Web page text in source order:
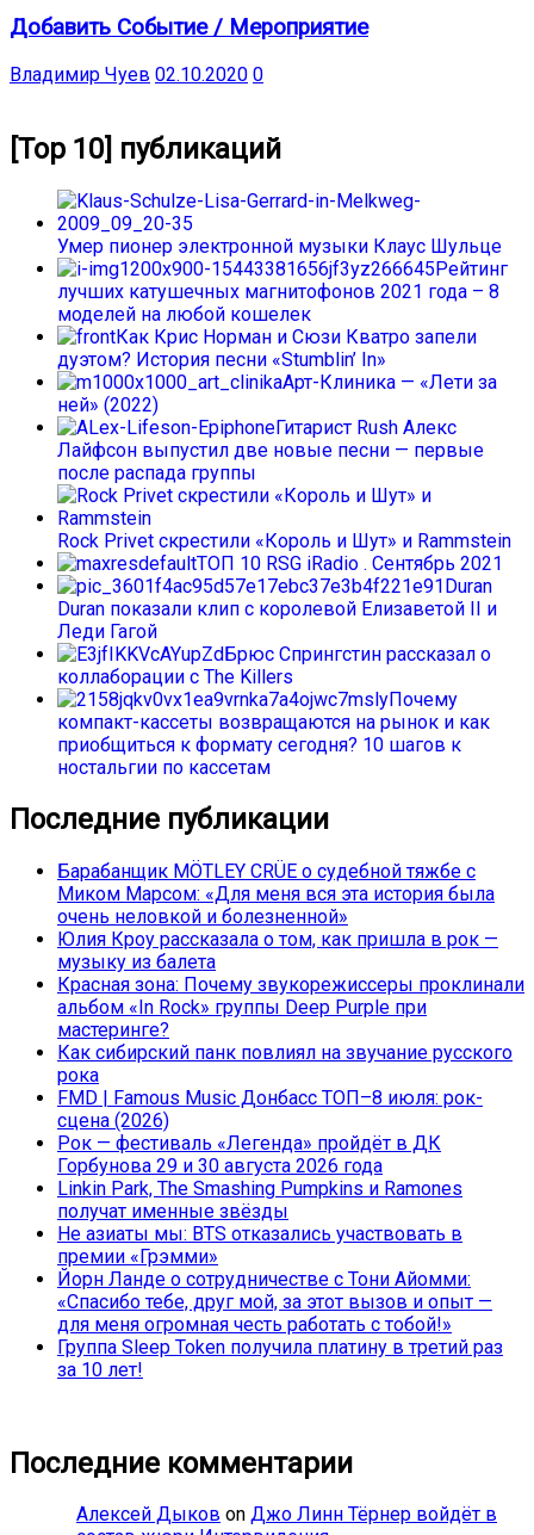
Добавить Событие / Мероприятие
Владимир Чуев 02.10.2020 0
[Top 10] публикаций
Умер пионер электронной музыки Клаус Шульце
Рейтинг
лучших катушечных магнитофонов 2021 года – 8
моделей на любой кошелек
Как Крис Норман и Сюзи Кватро запели
дуэтом? История песни «Stumblin’ In»
Арт-Клиника — «Лети за
ней» (2022)
Гитарист Rush Алекс
Лайфсон выпустил две новые песни — первые
после распада группы
Rock Privet скрестили «Король и Шут» и Rammstein
ТОП 10 RSG iRadio . Сентябрь 2021
Duran
Duran показали клип с королевой Елизаветой II и
Леди Гагой
Брюс Спрингстин рассказал о
коллаборации с The Killers
Почему
компакт-кассеты возвращаются на рынок и как
приобщиться к формату сегодня? 10 шагов к
ностальгии по кассетам
Последние публикации
Барабанщик MÖTLEY CRÜE о судебной тяжбе с
Миком Марсом: «Для меня вся эта история была
очень неловкой и болезненной»
Юлия Кроу рассказала о том, как пришла в рок —
музыку из балета
Красная зона: Почему звукорежиссеры проклинали
альбом «In Rock» группы Deep Purple при
мастеринге?
Как сибирский панк повлиял на звучание русского
рока
FMD | Famous Music Донбасс ТОП–8 июля: рок-
сцена (2026)
Рок — фестиваль «Легенда» пройдёт в ДК
Горбунова 29 и 30 августа 2026 года
Linkin Park, The Smashing Pumpkins и Ramones
получат именные звёзды
Не азиаты мы: BTS отказались участвовать в
премии «Грэмми»
Йорн Ланде о сотрудничестве с Тони Айомми:
«Спасибо тебе, друг мой, за этот вызов и опыт —
для меня огромная честь работать с тобой!»
Группа Sleep Token получила платину в третий раз
за 10 лет!
Последние комментарии
Алексей Дыков on Джо Линн Тёрнер войдёт в